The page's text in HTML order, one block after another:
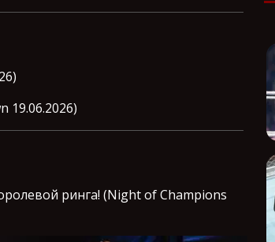
19.06.2026)
ринга! (Night of Champions